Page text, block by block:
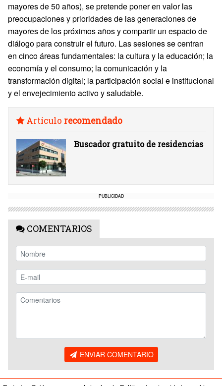
mayores de 50 años), se pretende poner en valor las
preocupaciones y prioridades de las generaciones de
mayores de los próximos años y compartir un espacio de
diálogo para construir el futuro. Las sesiones se centran
en cinco áreas fundamentales: la cultura y la educación; la
economía y el consumo; la comunicación y la
transformación digital; la participación social e institucional
y el envejecimiento activo y saludable.
Artículo recomendado
Buscador gratuito de residencias
PUBLICIDAD
COMENTARIOS
ENVIAR COMENTARIO